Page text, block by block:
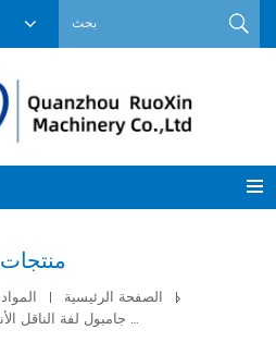
منتجات
الصفحة الرئيسية
حفاضات المواد الخام الناعمة جامبول لفة الناقل الأنسجة للتغليف